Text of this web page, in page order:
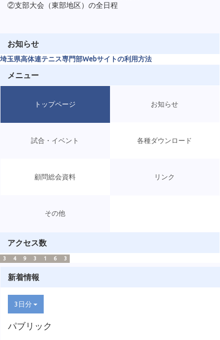
②支部大会（東部地区）の全日程
お知らせ
埼玉県高体連テニス専門部Webサイトの利用方法
メニュー
トップページ お知らせ
試合・イベント 各種ダウンロード
顧問総会資料 リンク
その他
アクセス数
3 4 9 3 1 6 3
新着情報
3日分
パブリック